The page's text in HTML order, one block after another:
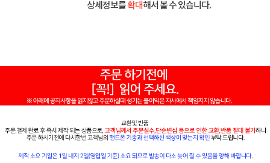
상세정보를확대해서 볼 수 있습니다.